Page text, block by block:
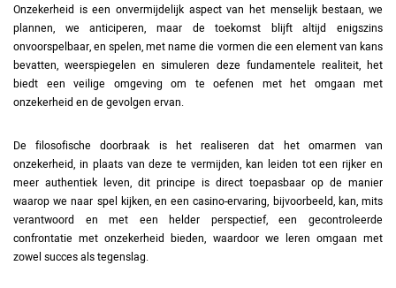
Onzekerheid is een onvermijdelijk aspect van het menselijk bestaan, we
plannen, we anticiperen, maar de toekomst blijft altijd enigszins
onvoorspelbaar, en spelen, met name die vormen die een element van kans
bevatten, weerspiegelen en simuleren deze fundamentele realiteit, het
biedt een veilige omgeving om te oefenen met het omgaan met
onzekerheid en de gevolgen ervan.
De filosofische doorbraak is het realiseren dat het omarmen van
onzekerheid, in plaats van deze te vermijden, kan leiden tot een rijker en
meer authentiek leven, dit principe is direct toepasbaar op de manier
waarop we naar spel kijken, en een casino-ervaring, bijvoorbeeld, kan, mits
verantwoord en met een helder perspectief, een gecontroleerde
confrontatie met onzekerheid bieden, waardoor we leren omgaan met
zowel succes als tegenslag.